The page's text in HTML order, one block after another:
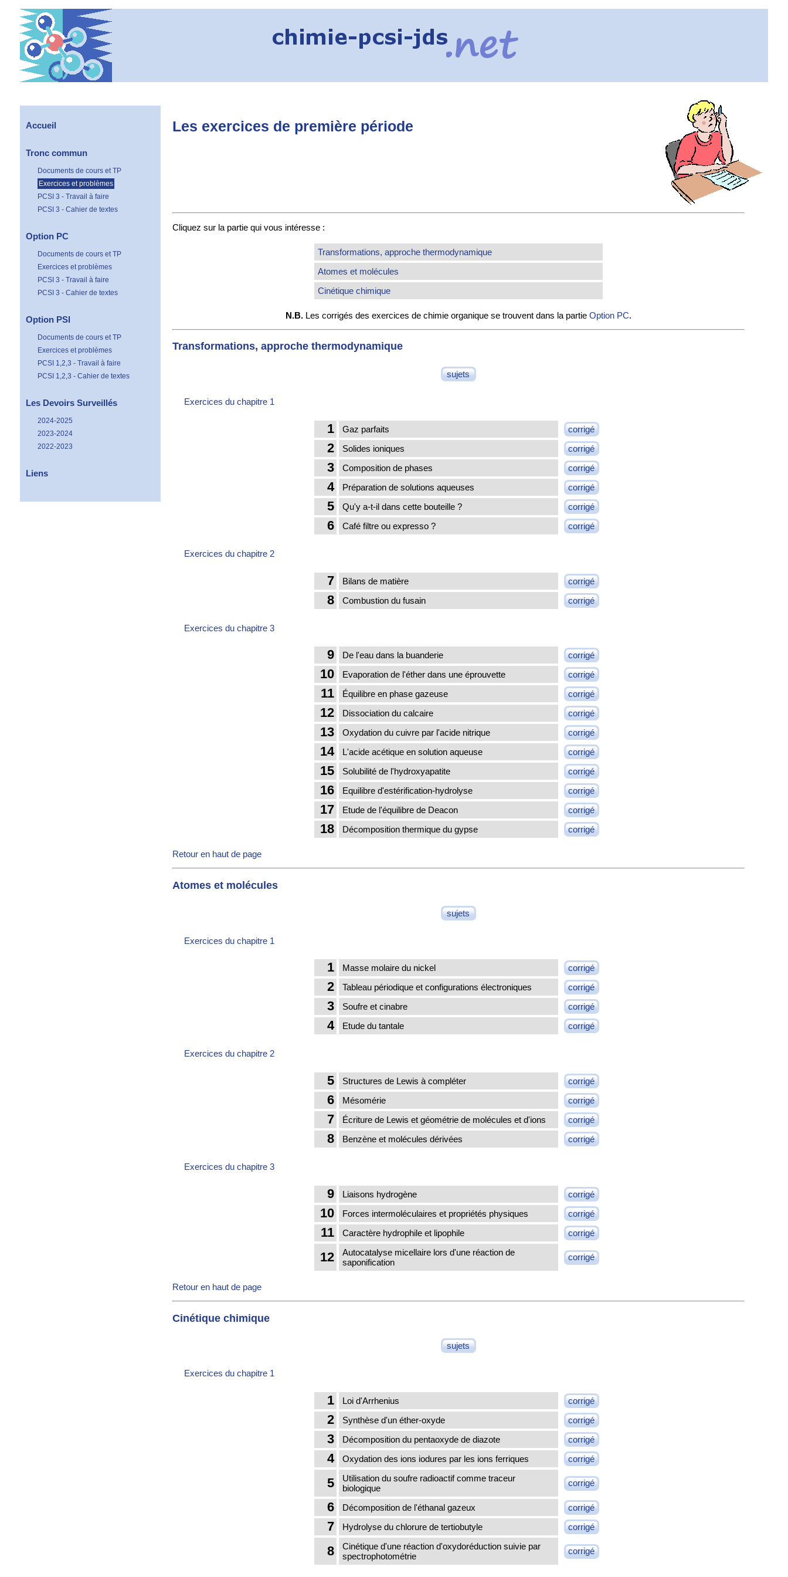
Accueil
Tronc commun
Documents de cours et TP
Exercices et problèmes
PCSI 3 - Travail à faire
PCSI 3 - Cahier de textes
Option PC
Documents de cours et TP
Exercices et problèmes
PCSI 3 - Travail à faire
PCSI 3 - Cahier de textes
Option PSI
Documents de cours et TP
Exercices et problèmes
PCSI 1,2,3 - Travail à faire
PCSI 1,2,3 - Cahier de textes
Les Devoirs Surveillés
2024-2025
2023-2024
2022-2023
Liens
Les exercices de première période
Cliquez sur la partie qui vous intéresse :
Transformations, approche thermodynamique
Atomes et molécules
Cinétique chimique
N.B.Les corrigés des exercices de chimie organique se trouvent dans la partie Option PC.
Transformations, approche thermodynamique
sujets
Exercices du chapitre 1
1 Gaz parfaits corrigé
2 Solides ioniques corrigé
3 Composition de phases corrigé
4 Préparation de solutions aqueuses corrigé
5 Qu'y a-t-il dans cette bouteille ? corrigé
6 Café filtre ou expresso ? corrigé
Exercices du chapitre 2
7 Bilans de matière corrigé
8 Combustion du fusain corrigé
Exercices du chapitre 3
9 De l'eau dans la buanderie corrigé
10 Evaporation de l'éther dans une éprouvette corrigé
11 Équilibre en phase gazeuse corrigé
12 Dissociation du calcaire corrigé
13 Oxydation du cuivre par l'acide nitrique corrigé
14 L'acide acétique en solution aqueuse corrigé
15 Solubilité de l'hydroxyapatite corrigé
16 Equilibre d'estérification-hydrolyse corrigé
17 Etude de l'équilibre de Deacon corrigé
18 Décomposition thermique du gypse corrigé
Retour en haut de page
Atomes et molécules
sujets
Exercices du chapitre 1
1 Masse molaire du nickel corrigé
2 Tableau périodique et configurations électroniques corrigé
3 Soufre et cinabre corrigé
4 Etude du tantale corrigé
Exercices du chapitre 2
5 Structures de Lewis à compléter corrigé
6 Mésomérie corrigé
7 Écriture de Lewis et géométrie de molécules et d'ions corrigé
8 Benzène et molécules dérivées corrigé
Exercices du chapitre 3
9 Liaisons hydrogène corrigé
10 Forces intermoléculaires et propriétés physiques corrigé
11 Caractère hydrophile et lipophile corrigé
12
Autocatalyse micellaire lors d'une réaction de
saponification
corrigé
Retour en haut de page
Cinétique chimique
sujets
Exercices du chapitre 1
1 Loi d'Arrhenius corrigé
2 Synthèse d'un éther-oxyde corrigé
3 Décomposition du pentaoxyde de diazote corrigé
4 Oxydation des ions iodures par les ions ferriques corrigé
5
Utilisation du soufre radioactif comme traceur
biologique
corrigé
6 Décomposition de l'éthanal gazeux corrigé
7 Hydrolyse du chlorure de tertiobutyle corrigé
8
Cinétique d'une réaction d'oxydoréduction suivie par
spectrophotométrie
corrigé